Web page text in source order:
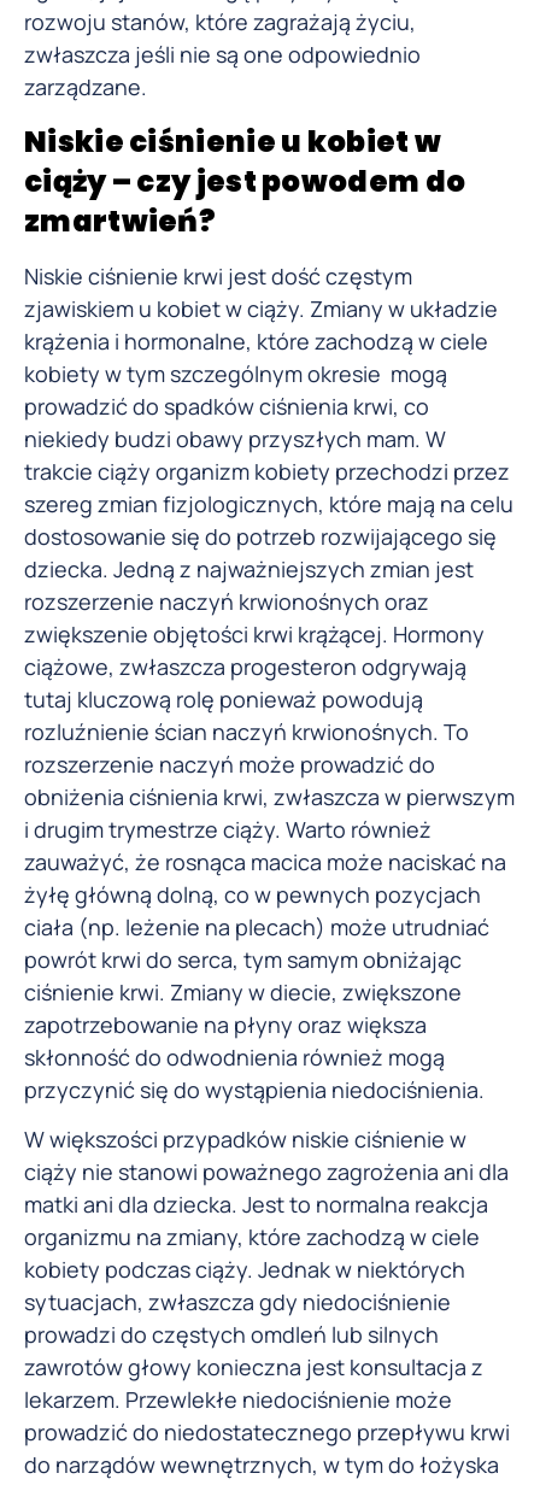
rozwoju stanów, które zagrażają życiu,
zwłaszcza jeśli nie są one odpowiednio
zarządzane.
Niskie ciśnienie u kobiet w
ciąży – czy jest powodem do
zmartwień?
Niskie ciśnienie krwi jest dość częstym
zjawiskiem u kobiet w ciąży. Zmiany w układzie
krążenia i hormonalne, które zachodzą w ciele
kobiety w tym szczególnym okresie mogą
prowadzić do spadków ciśnienia krwi, co
niekiedy budzi obawy przyszłych mam. W
trakcie ciąży organizm kobiety przechodzi przez
szereg zmian fizjologicznych, które mają na celu
dostosowanie się do potrzeb rozwijającego się
dziecka. Jedną z najważniejszych zmian jest
rozszerzenie naczyń krwionośnych oraz
zwiększenie objętości krwi krążącej. Hormony
ciążowe, zwłaszcza progesteron odgrywają
tutaj kluczową rolę ponieważ powodują
rozluźnienie ścian naczyń krwionośnych. To
rozszerzenie naczyń może prowadzić do
obniżenia ciśnienia krwi, zwłaszcza w pierwszym
i drugim trymestrze ciąży. Warto również
zauważyć, że rosnąca macica może naciskać na
żyłę główną dolną, co w pewnych pozycjach
ciała (np. leżenie na plecach) może utrudniać
powrót krwi do serca, tym samym obniżając
ciśnienie krwi. Zmiany w diecie, zwiększone
zapotrzebowanie na płyny oraz większa
skłonność do odwodnienia również mogą
przyczynić się do wystąpienia niedociśnienia.
W większości przypadków niskie ciśnienie w
ciąży nie stanowi poważnego zagrożenia ani dla
matki ani dla dziecka. Jest to normalna reakcja
organizmu na zmiany, które zachodzą w ciele
kobiety podczas ciąży. Jednak w niektórych
sytuacjach, zwłaszcza gdy niedociśnienie
prowadzi do częstych omdleń lub silnych
zawrotów głowy konieczna jest konsultacja z
lekarzem. Przewlekłe niedociśnienie może
prowadzić do niedostatecznego przepływu krwi
do narządów wewnętrznych, w tym do łożyska